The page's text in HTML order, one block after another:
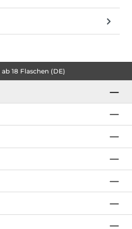
18 Flaschen (DE)